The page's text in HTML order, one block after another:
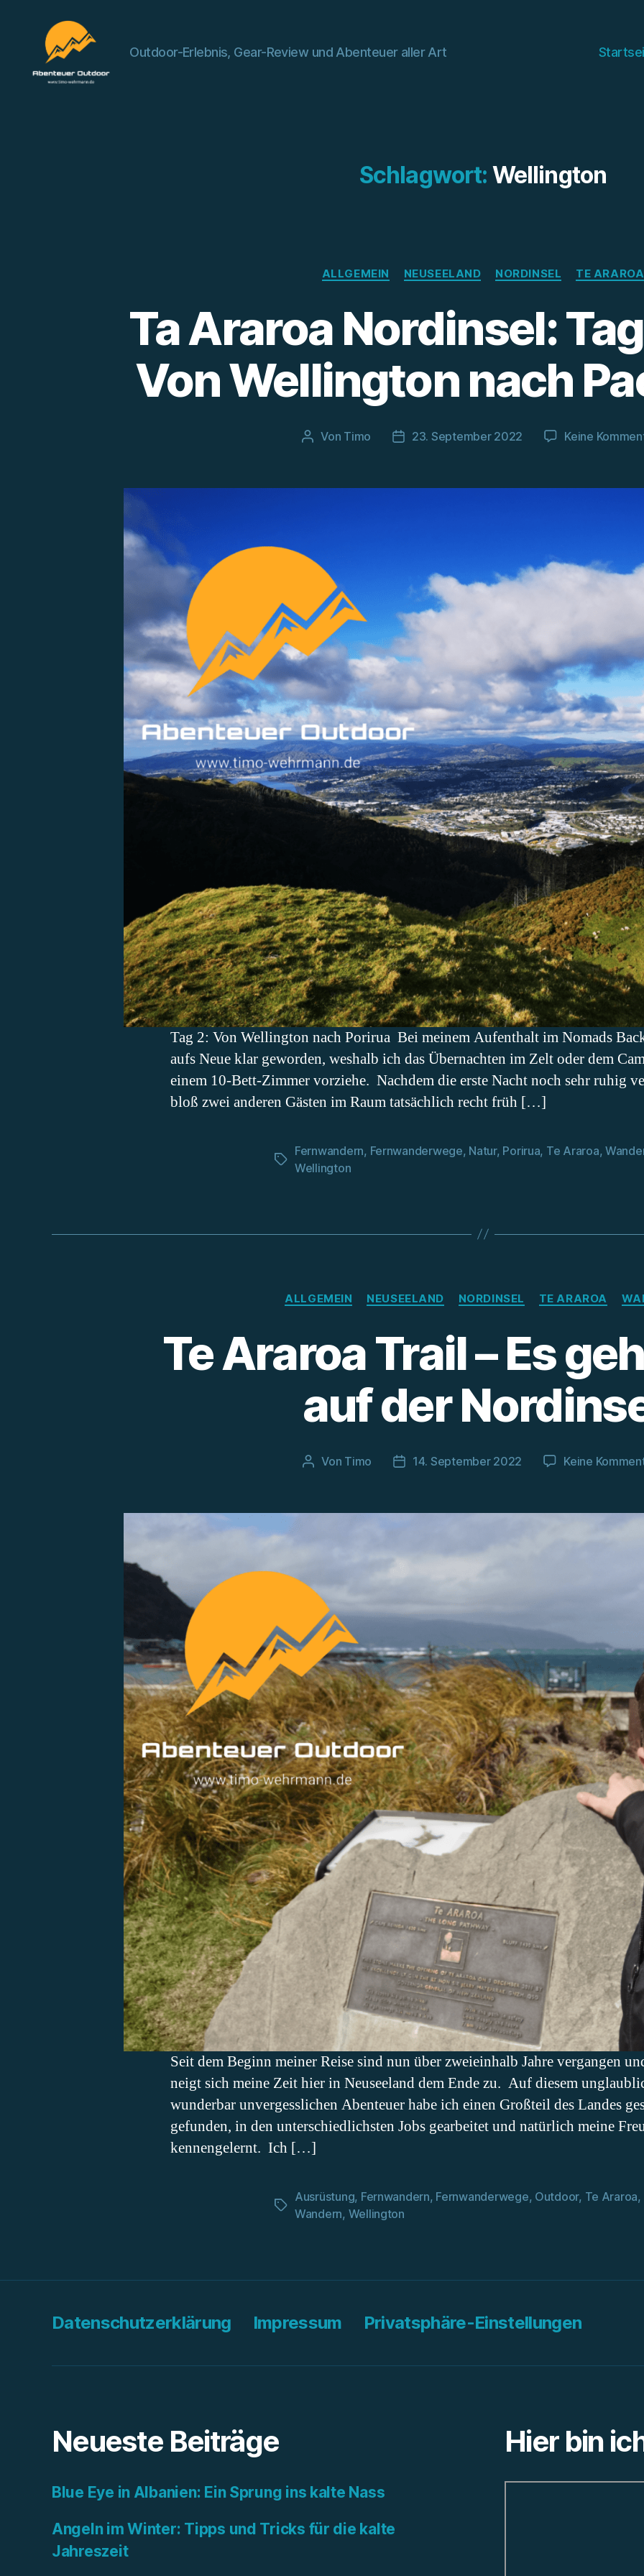
Outdoor-Erlebnis, Gear-Review und Abenteuer aller Art
Schlagwort: Wellington
Kategorien
ALLGEMEIN NEUSEELAND NORDINSEL TE ARAROA
Ta Araroa Nordinsel:
Von Wellington nach
Beitragsautor
Von Timo Beitragsdatum
23. September 2022 Keine
Tag 2: Von Wellington nach Porirua Bei meinem Aufenthalt im Nomads
aufs Neue klar geworden, weshalb ich das Übernachten im Zelt oder dem
einem 10-Bett-Zimmer vorziehe. Nachdem die erste Nacht noch sehr ruhig
bloß zwei anderen Gästen im Raum tatsächlich recht früh […]
Schlagwörter
Fernwandern, Fernwanderwege, Natur, Porirua, Te Araroa,
Wellington
Kategorien
ALLGEMEIN NEUSEELAND NORDINSEL TE ARAROA
Te Araroa Trail – Es
auf der
Beitragsautor
Von Timo Beitragsdatum
14. September 2022 Keine
Seit dem Beginn meiner Reise sind nun über zweieinhalb Jahre vergangen
neigt sich meine Zeit hier in Neuseeland dem Ende zu. Auf diesem
wunderbar unvergesslichen Abenteuer habe ich einen Großteil des Landes
gefunden, in den unterschiedlichsten Jobs gearbeitet und natürlich meine
kennengelernt. Ich […]
Schlagwörter
Ausrüstung, Fernwandern, Fernwanderwege, Outdoor, Te Araroa,
Wandern, Wellington
Datenschutzerklärung Impressum Privatsphäre-Einstellungen
Neueste Beiträge
Blue Eye in Albanien: Ein Sprung ins kalte Nass
Angeln im Winter: Tipps und Tricks für die kalte
Jahreszeit
Hier bin